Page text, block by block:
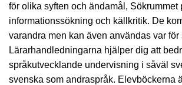
för olika syften och ändamål, Sökrummet
informationssökning och källkritik. De
varandra men kan även användas var för
Lärarhandledningarna hjälper dig att
språkutvecklande undervisning i såväl
svenska som andraspråk. Elevböckerna